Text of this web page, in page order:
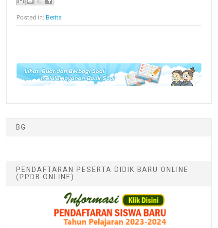
Posted in:Berita
BG
PENDAFTARAN PESERTA DIDIK BARU ONLINE
(PPDB ONLINE)